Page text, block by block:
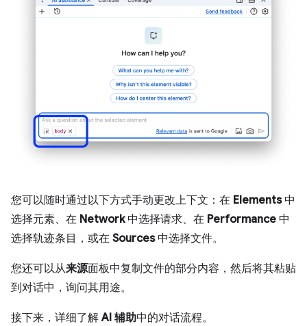
您可以随时通过以下方式手动更改上下文：在 Elements中
选择元素、在 Network中选择请求、在 Performance 中
选择轨迹条目，或在 Sources中选择文件。
您还可以从来源面板中复制文件的部分内容，然后将其粘贴
到对话中，询问其用途。
接下来，详细了解AI 辅助中的对话流程。